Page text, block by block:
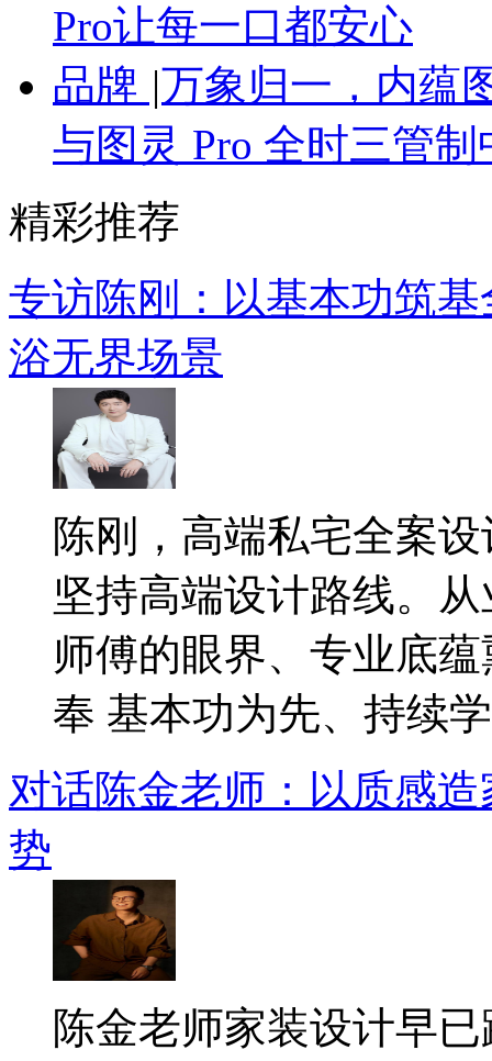
Pro让每一口都安心
品牌 |万象归一，内蕴
与图灵 Pro 全时三管
精彩推荐
专访陈刚：以基本功筑
浴无界场景
陈刚，高端私宅全案
坚持高端设计路线。
师傅的眼界、专业底
奉 基本功为先、持续
对话陈金老师：以质感
势
陈金老师家装设计早